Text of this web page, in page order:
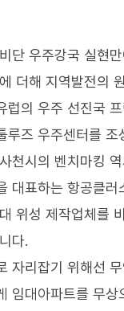
단 우주강국 실현
더해 지역발전의
럽의 우주 선진국
루즈 우주센터를 조
천시의 벤치마킹
대표하는 항공클
위성 제작업체를
다.
자리잡기 위해선
임대아파트를 무